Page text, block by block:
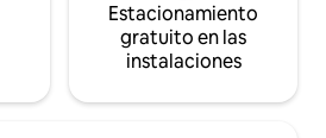
Estacionamiento
gratuito en las
instalaciones